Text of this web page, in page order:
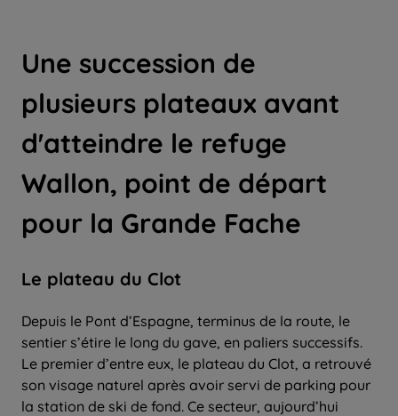
Une succession de
plusieurs plateaux avant
d'atteindre le refuge
Wallon, point de départ
pour la Grande Fache
Le plateau du Clot
Depuis le Pont d’Espagne, terminus de la route, le
sentier s’étire le long du gave, en paliers successifs.
Le premier d’entre eux, le plateau du Clot, a retrouvé
son visage naturel après avoir servi de parking pour
la station de ski de fond. Ce secteur, aujourd’hui